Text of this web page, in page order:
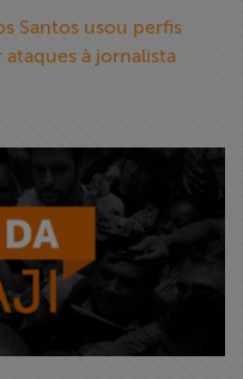
Santos usou perfis
à jornalista